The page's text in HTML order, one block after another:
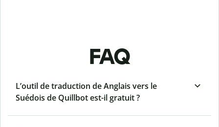
FAQ
L’outil de traduction de Anglais vers le
Suédois de Quillbot est-il gratuit ?